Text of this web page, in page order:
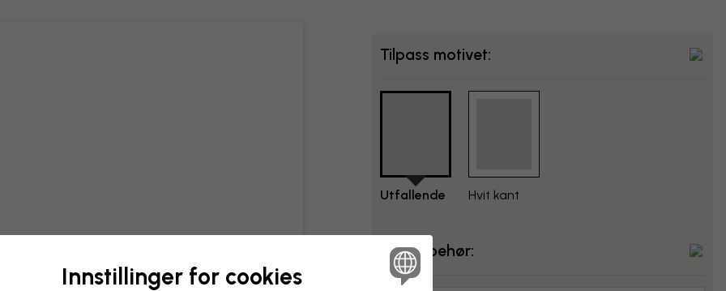
Tilpass motivet:
Utfallende Hvit kant
Velg tilbehør:
Innstillinger for cookies